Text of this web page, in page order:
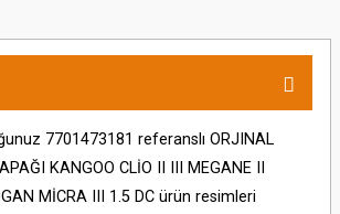
7701473181 referanslı ORJINAL
KANGOO CLİO II III MEGANE II
MİCRA III 1.5 DC ürün resimleri